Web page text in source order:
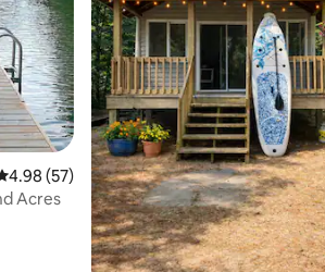
purata 4.98 daripada 5, 57 ulasan
4.98 (57)
Acres